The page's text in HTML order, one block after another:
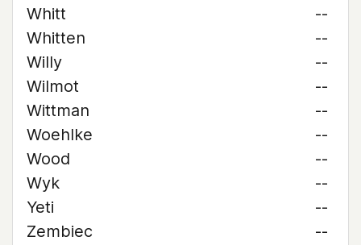
Whitt
--
Whitten
--
Willy
--
Wilmot
--
Wittman
--
Woehlke
--
Wood
--
Wyk
--
Yeti
--
Zembiec
--